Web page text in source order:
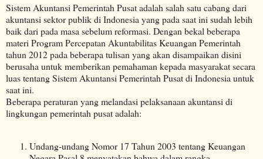
Sistem Akuntansi Pemerintah Pusat adalah salah satu cabang dari
akuntansi sektor publik di Indonesia yang pada saat ini sudah lebih
baik dari pada masa sebelum reformasi. Dengan bekal beberapa
materi Program Percepatan Akuntabilitas Keuangan Pemerintah
tahun 2012 pada beberapa tulisan yang akan disampaikan disini
berusaha untuk memberikan pemahaman kepada masyarakat secara
luas tentang Sistem Akuntansi Pemerintah Pusat di Indonesia untuk
saat ini.
Beberapa peraturan yang melandasi pelaksanaan akuntansi di
lingkungan pemerintah pusat adalah:
Undang-undang Nomor 17 Tahun 2003 tentang Keuangan